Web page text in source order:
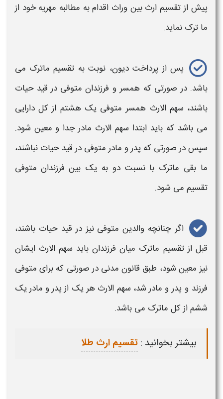
پیش از تقسیم ارث بین وراث اقدام به مطالبه مهریه خود از
ما ترک نماید.
پس از پرداخت دیون، نوبت به تقسیم ماترک می
باشد. در صورتی که همسر و فرزندان متوفی در قید حیات
باشند، سهم الارث همسر متوفی یک هشتم از کل دارایی
می باشد که باید ابتدا سهم الارث مادرجدا و معین شود.
سپس در صورتی که پدرو مادر متوفی در قید حیات نباشند،
ما بقی ماترک با نسبت دو به یک بین فرزندان متوفی
تقسیم می شود.
اگر چنانچه والدین متوفی نیز در قید حیات باشند،
قبل از تقسیم ماترک میان فرزندان باید سهم الارث ایشان
نیز معین شود، طبق قانون مدنی در صورتی که برای متوفی
فرزند و پدر و مادر شد، سهم الارث هر یک ازپدرو مادریک
ششم از کل ماترک می باشد.
بیشتر بخوانید :تقسیم ارث طلا